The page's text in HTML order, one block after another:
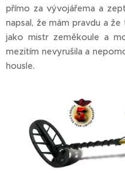
přímo za vývojářema a
napsal, že mám pravdu a
jako mistr zeměkoule a
mezitím nevyrušila a
housle.